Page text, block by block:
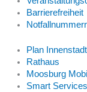
Barrierefreiheit
Plan
Rathaus
Moosburg Mobil
Smart Services